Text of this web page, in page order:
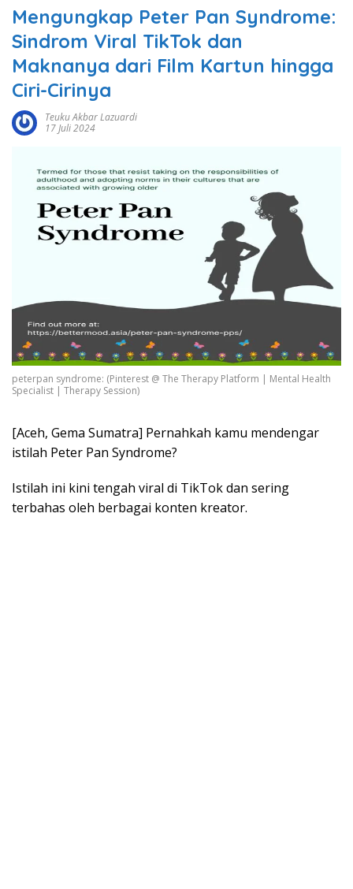
Mengungkap Peter Pan Syndrome:
Sindrom Viral TikTok dan
Maknanya dari Film Kartun hingga
Ciri-Cirinya
Teuku Akbar Lazuardi
17 Juli 2024
peterpan syndrome: (Pinterest @ The Therapy Platform | Mental Health
Specialist | Therapy Session)
[Aceh, Gema Sumatra] Pernahkah kamu mendengar
istilah Peter Pan Syndrome?
Istilah ini kini tengah viral di TikTok dan sering
terbahas oleh berbagai konten kreator.